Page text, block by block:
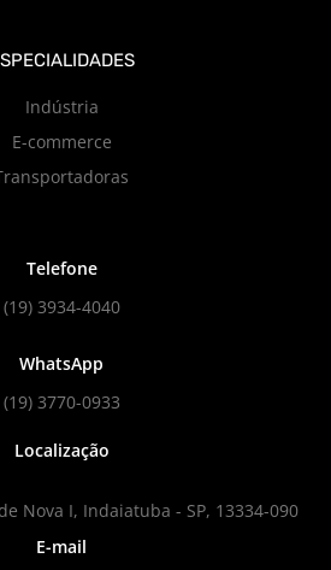
Indústria
E-commerce
Telefone
(19) 3934-4040
WhatsApp
(19) 3770-0933
Localização
Nova I, Indaiatuba - SP, 13334-090
E-mail